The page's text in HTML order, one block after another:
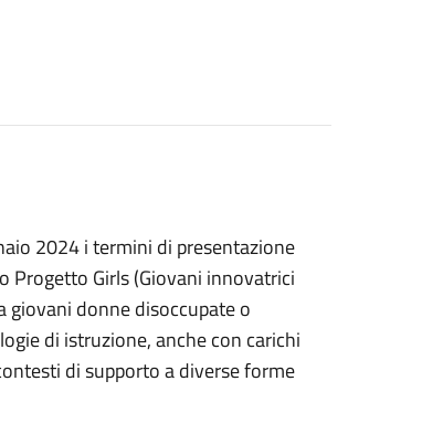
2024 i termini di presentazione
Progetto Girls (Giovani innovatrici
giovani donne disoccupate o
di istruzione, anche con carichi
di supporto a diverse forme